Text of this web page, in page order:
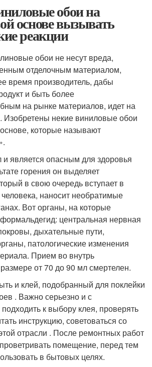
обои на
основе вызывать
реакции
обои не несут вреда,
отделочным материалом,
время производитель, дабы
и быть более
на рынке материалов, идет на
Изобретены некие виниловые обои
которые называют
и является опасным для здоровья
горения он выделяет
в свою очередь вступает в
наносит необратимые
Вот органы, на которые
центральная нервная
дыхательные пути,
патологические изменения
Прием во внутрь
от 70 до 90 мл смертелен.
и клей, подобранный для поклейки
. Важно серьезно и с
к выбору клея, проверять
инструкцию, советоваться со
отрасли . После ремонтных работ
помещение, перед тем
в бытовых целях.